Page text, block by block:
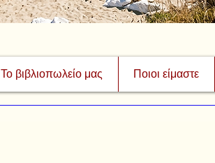
Το βιβλιοπωλείο μας Ποιοι είμαστε